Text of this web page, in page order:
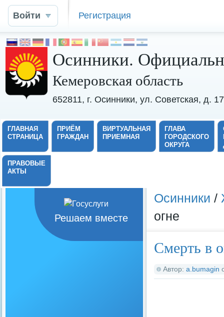
Войти Регистрация
Осинники.
Кемеровская область
652811, г. Осинники, ул. Советская, д.
ГЛАВНАЯ
СТРАНИЦА
ПРИЁМ
ГРАЖДАН
ВИРТУАЛЬНАЯ
ПРИЕМНАЯ
ГЛАВА
ГОРОДСКОГО
ОКРУГА
ПРАВОВЫЕ
АКТЫ
Осинники /
огне
Смерть в
Автор: a.bumagin
Решаем вместе